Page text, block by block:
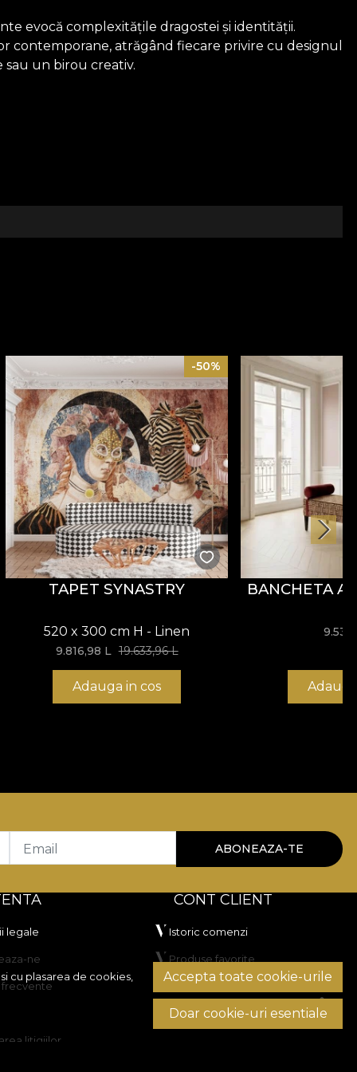
evocă complexitățile dragostei și identității.
contemporane, atrăgând fiecare privire cu designul
un birou creativ.
-50%
TAPET SYNASTRY
520 x 300 cm H - Linen
9.816,98 L 19.633,96L
Adauga in cos
BANCHETA
si cu plasarea de cookies,
Accepta toate cookie-urile
Doar cookie-uri esentiale
Email ABONEAZA-TE
legale
ne
frecvente
litigiilor
CONT CLIENT
Istoric comenzi
Produse favorite
Metode de plata
Transport si retururi